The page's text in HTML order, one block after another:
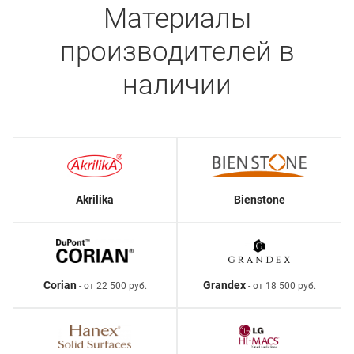
Материалы
производителей в
наличии
Akrilika Bienstone
Corian- от 22 500 руб. Grandex- от 18 500 руб.